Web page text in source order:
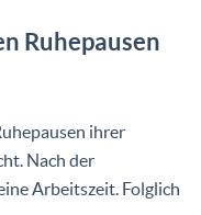
Ruhepausen
ihrer
Nach der
Arbeitszeit. Folglich